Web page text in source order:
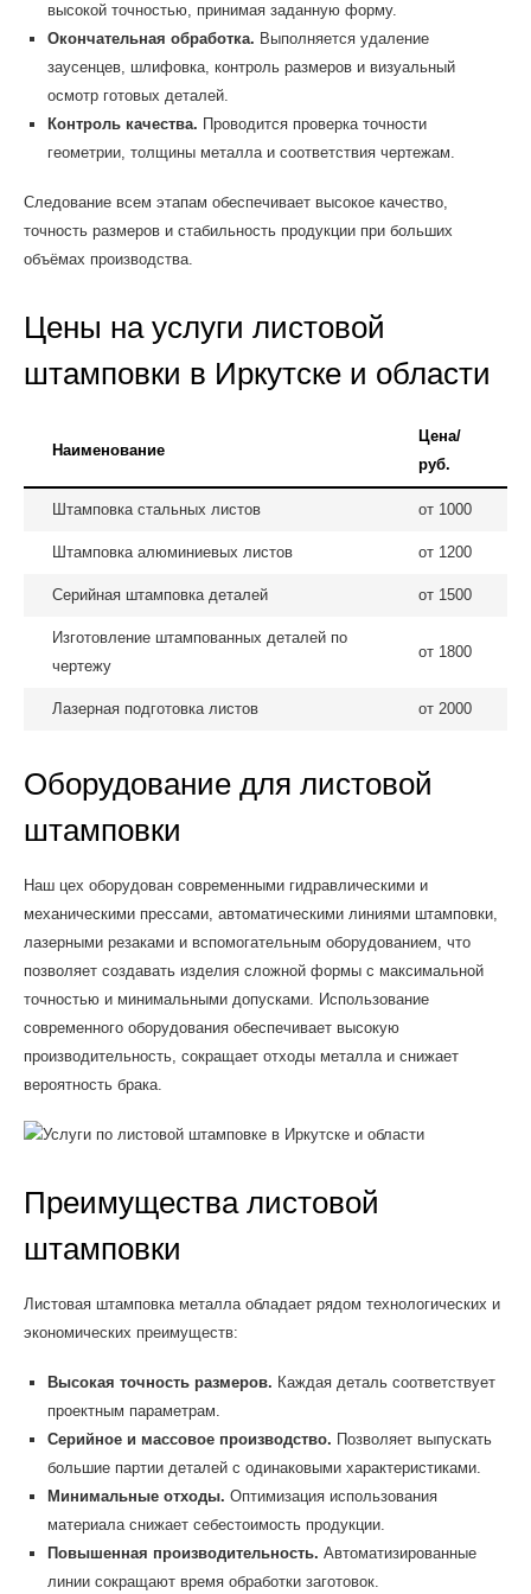
высокой точностью, принимая заданную форму.
Окончательная обработка. Выполняется удаление
заусенцев, шлифовка, контроль размеров и визуальный
осмотр готовых деталей.
Контроль качества. Проводится проверка точности
геометрии, толщины металла и соответствия чертежам.
Следование всем этапам обеспечивает высокое качество,
точность размеров и стабильность продукции при больших
объёмах производства.
Цены на услуги листовой
штамповки в Иркутске и области
Наименование
Цена/
руб.
Штамповка стальных листов от 1000
Штамповка алюминиевых листов от 1200
Серийная штамповка деталей от 1500
Изготовление штампованных деталей по
чертежу
от 1800
Лазерная подготовка листов от 2000
Оборудование для листовой
штамповки
Наш цех оборудован современными гидравлическими и
механическими прессами, автоматическими линиями штамповки,
лазерными резаками и вспомогательным оборудованием, что
позволяет создавать изделия сложной формы с максимальной
точностью и минимальными допусками. Использование
современного оборудования обеспечивает высокую
производительность, сокращает отходы металла и снижает
вероятность брака.
Преимущества листовой
штамповки
Листовая штамповка металла обладает рядом технологических и
экономических преимуществ:
Высокая точность размеров. Каждая деталь соответствует
проектным параметрам.
Серийное и массовое производство. Позволяет выпускать
большие партии деталей с одинаковыми характеристиками.
Минимальные отходы. Оптимизация использования
материала снижает себестоимость продукции.
Повышенная производительность. Автоматизированные
линии сокращают время обработки заготовок.